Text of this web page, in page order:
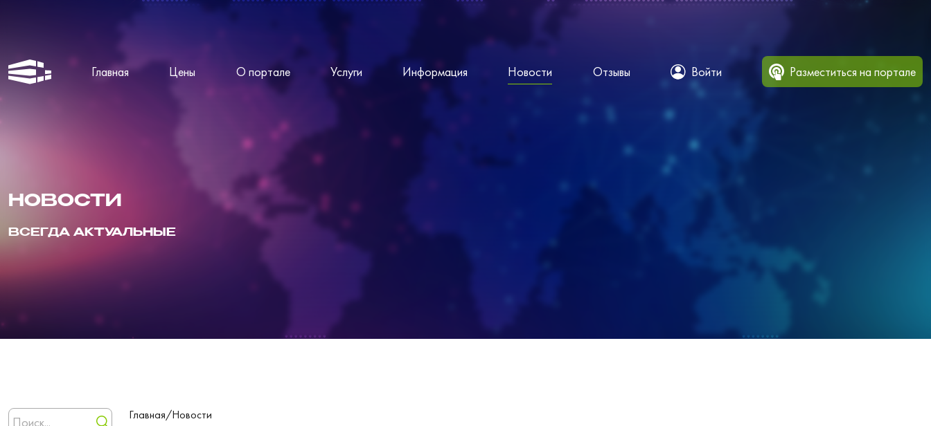
Главная Цены О портале Услуги Информация Новости Отзывы Войти Разместиться на портале
НОВОСТИ
ВСЕГДА АКТУАЛЬНЫЕ
Главная/Новости